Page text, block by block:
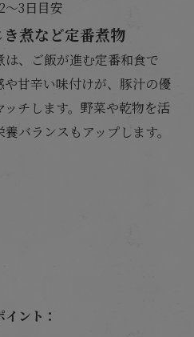
〜3日目安
煮など定番煮物
、ご飯が進む定番和食で
甘辛い味付けが、豚汁の優
チします。野菜や乾物を活
バランスもアップします。
ント：